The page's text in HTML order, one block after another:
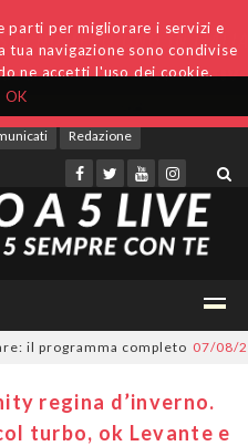
OK
parti per migliorare i servizi e
tua navigazione sono condivise
ne accetti l'uso dei cookie.
Redazione
completo 07/08/2026
regina d’inverno.
turbo, ok Levante e